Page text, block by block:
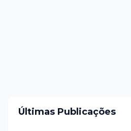
Últimas Publicações